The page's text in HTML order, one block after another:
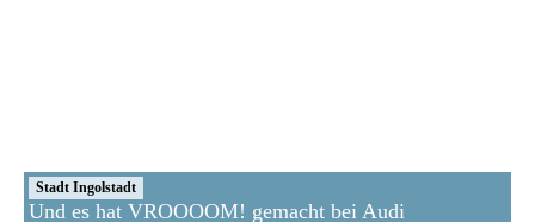
Stadt Ingolstadt
Und es hat VROOOOM! gemacht bei Audi